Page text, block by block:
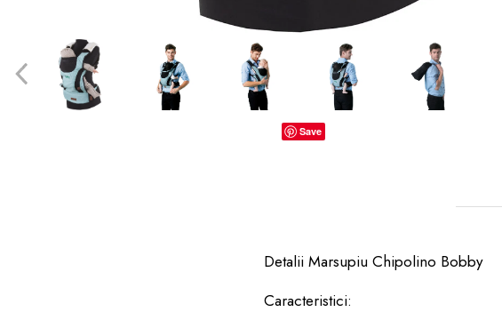
Produse îngrijire copii
Igiena copii
Save
Detalii Marsupiu Chipolino Bobby
Caracteristici: